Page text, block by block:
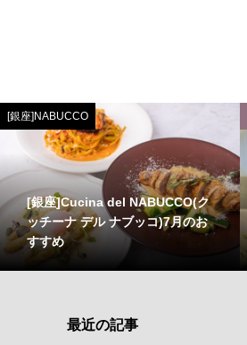
[銀座]NABUCCO
[銀座]Cucina del NABUCCO(ク
ッチーナ デル ナブッコ)7月のお
すすめ
最近の記事